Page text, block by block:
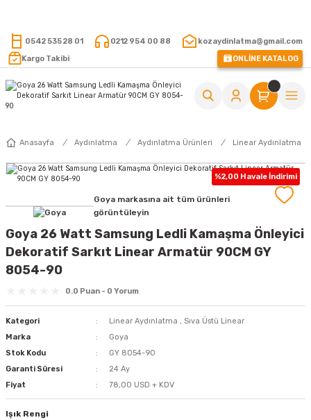
0542 535 28 01 0212 954 00 88
kozaydinlatma@gmail.com
Kargo Takibi
ONLİNE KATALOG
Anasayfa Aydınlatma Aydınlatma Ürünleri Linear Aydınlatma
%2,00 Havale İndirimi
Goya markasına ait tüm ürünleri
görüntüleyin
Goya 26 Watt Samsung Ledli Kamaşma Önleyici
Dekoratif Sarkıt Linear Armatür 90CM GY
8054-90
0.0 Puan - 0 Yorum
Kategori Linear Aydınlatma , Sıva Üstü Linear
Marka
Goya
Stok Kodu
GY 8054-90
Garanti Süresi
24 Ay
Fiyat
78,00 USD + KDV
Işık Rengi